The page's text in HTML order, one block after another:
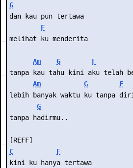
G
dan kau pun tertawa
F
melihat ku menderita
Am G
F
tanpa kau tahu kini aku telah
Am
G
F
lebih banyak waktu ku tanpa
G
tanpa hadirmu..
[REFF]
C
F
kini ku hanya tertawa